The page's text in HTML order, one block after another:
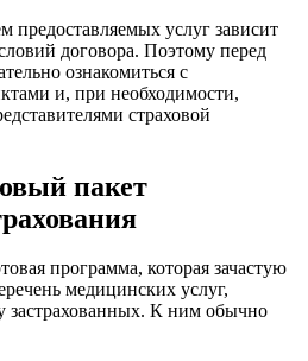
предоставляемых услуг зависит
договора. Поэтому перед
ознакомиться с
и, при необходимости,
страховой
пакет
программа, которая зачастую
медицинских услуг,
застрахованных. К ним обычно